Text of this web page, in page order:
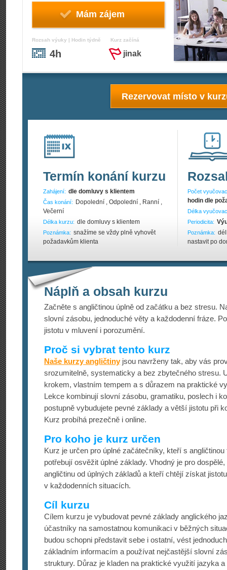
Mám zájem
Rozsah výuky | Hodin týdně
4h
Kurz začíná
jinak
Rezervovat místo v
Termín konání kurzu
Zahájení: dle domluvy s klientem
Čas konání:
Dopolední , Odpolední , Ranní ,
Večerní
Délka kurzu: dle domluvy s klientem
Poznámka: snažíme se vždy plně vyhovět
požadavkům klienta
Počet
hodin dle
Délka
Periodicita:
Poznámka:
nastavit po
Náplň a obsah kurzu
Začněte s angličtinou úplně od začátku a bez stresu.
slovní zásobu, jednoduché věty a každodenní fráze.
jistotu v mluvení i porozumění.
Proč si vybrat tento kurz
Naše kurzy angličtinyjsou navrženy tak, aby vás
srozumitelně, systematicky a bez zbytečného stresu.
krokem, vlastním tempem a s důrazem na praktické
Lekce kombinují slovní zásobu, gramatiku, poslech i
postupně vybudujete pevné základy a větší jistotu při
Kurz probíhá prezečně i online.
Pro koho je kurz určen
Kurz je určen pro úplné začátečníky, kteří s
potřebují osvěžit úplné základy. Vhodný je pro
angličtinu od úplných základů a kteří chtějí získat
v každodenních situacích.
Cíl kurzu
Cílem kurzu je vybudovat pevné základy anglického
účastníky na samostatnou komunikaci v běžných
budou schopni představit sebe i ostatní, vést
základním informacím a používat nejčastější slovní
struktury. Důraz je kladen na praktické využití jazyka